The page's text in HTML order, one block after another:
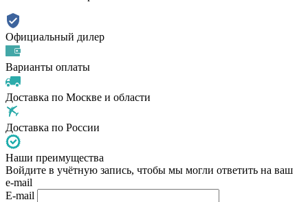
Официальный дилер
Варианты оплаты
Доставка по Москве и области
Доставка по России
Наши преимущества
Войдите в учётную запись, чтобы мы могли ответить на ваш
e-mail
E-mail